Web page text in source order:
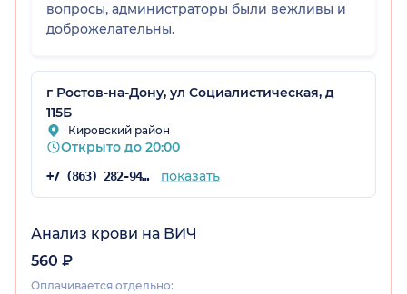
вопросы, администраторы были вежливы и
доброжелательны.
г Ростов-на-Дону, ул Социалистическая, д
115Б
Кировский район
Открыто до 20:00
+7 (863) 282-94-45 показать
Анализ крови на ВИЧ
560 ₽
Оплачивается отдельно: